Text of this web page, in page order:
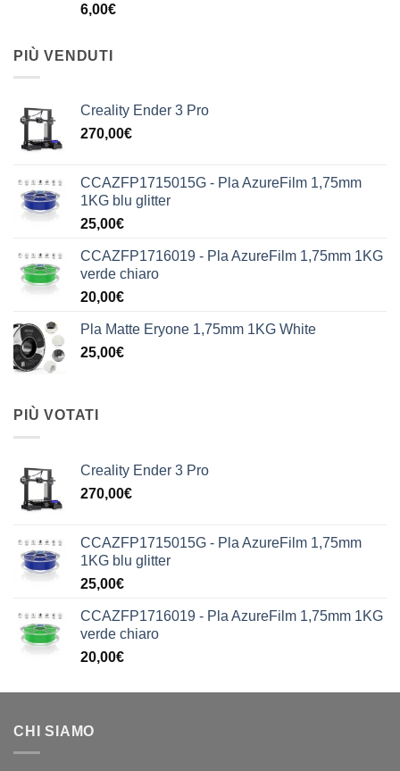
6,00€
PIÙ VENDUTI
Creality Ender 3 Pro
270,00€
CCAZFP1715015G - Pla AzureFilm 1,75mm
1KG blu glitter
25,00€
CCAZFP1716019 - Pla AzureFilm 1,75mm 1KG
verde chiaro
20,00€
Pla Matte Eryone 1,75mm 1KG White
25,00€
PIÙ VOTATI
Creality Ender 3 Pro
270,00€
CCAZFP1715015G - Pla AzureFilm 1,75mm
1KG blu glitter
25,00€
CCAZFP1716019 - Pla AzureFilm 1,75mm 1KG
verde chiaro
20,00€
CHI SIAMO